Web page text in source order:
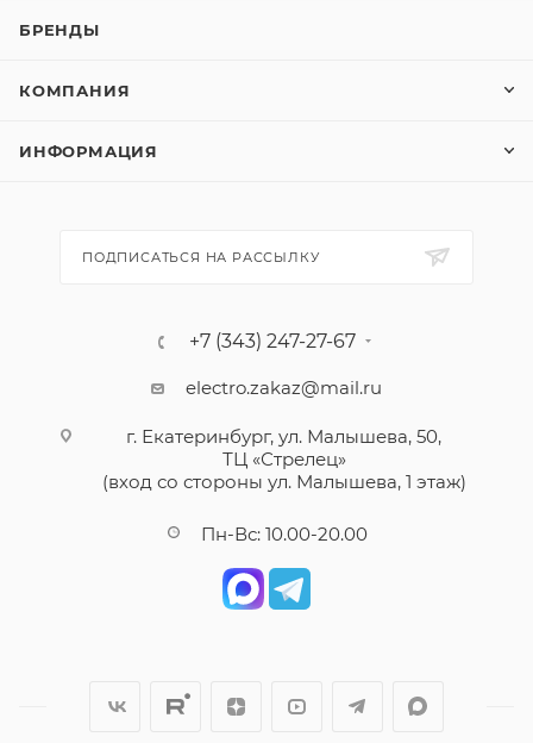
БРЕНДЫ
КОМПАНИЯ
ИНФОРМАЦИЯ
ПОДПИСАТЬСЯ НА РАССЫЛКУ
+7 (343) 247-27-67
electro.zakaz@mail.ru
г. Екатеринбург, ул. Малышева, 50,
ТЦ «Стрелец»
(вход со стороны ул. Малышева, 1 этаж)
Пн-Вс: 10.00-20.00